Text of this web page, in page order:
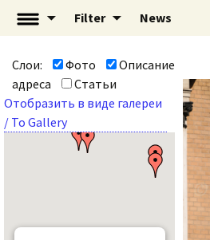
«Mascaron:
город» |
Filter News
Слои: Фото
Описание
адреса
Статьи
Отобразить в виде галереи
/ To Gallery